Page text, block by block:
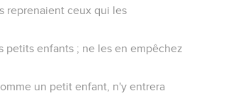
reprenaient ceux qui les
petits enfants ; ne les en empêchez
un petit enfant, n'y entrera